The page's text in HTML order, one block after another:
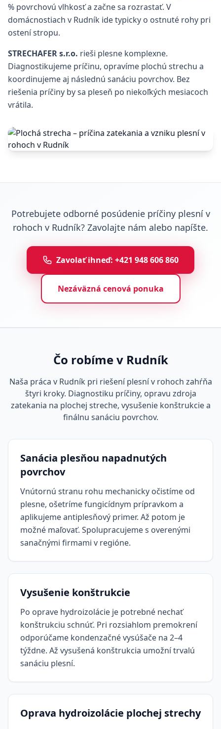
% povrchovú vlhkosť a začne sa rozrastať. V
domácnostiach v Rudník ide typicky o ostnuté rohy pri
ostení stropu.
STRECHAFER s.r.o. rieši plesne komplexne.
Diagnostikujeme príčinu, opravíme plochú strechu a
koordinujeme aj následnú sanáciu povrchov. Bez
riešenia príčiny by sa pleseň po niekoľkých mesiacoch
vrátila.
Potrebujete odborné posúdenie príčiny plesní v
rohoch v Rudník? Zavolajte nám alebo napíšte.
Zavolať ihneď: +421 948 606 860
Nezáväzná cenová ponuka
Čo robíme v Rudník
Naša práca v Rudník pri riešení plesní v rohoch zahŕňa
štyri kroky. Diagnostiku príčiny, opravu zdroja
zatekania na plochej streche, vysušenie konštrukcie a
finálnu sanáciu povrchov.
Sanácia plesňou napadnutých
povrchov
Vnútornú stranu rohu mechanicky očistíme od
plesne, ošetríme fungicídnym prípravkom a
aplikujeme antiplesňový primer. Až potom je
možné maľovať. Spolupracujeme s overenými
sanačnými firmami v regióne.
Vysušenie konštrukcie
Po oprave hydroizolácie je potrebné nechať
konštrukciu schnúť. Pri rozsiahlom premokrení
odporúčame kondenzačné vysúšače na 2–4
týždne. Až vysušená konštrukcia umožní trvalú
sanáciu plesní.
Oprava hydroizolácie plochej strechy